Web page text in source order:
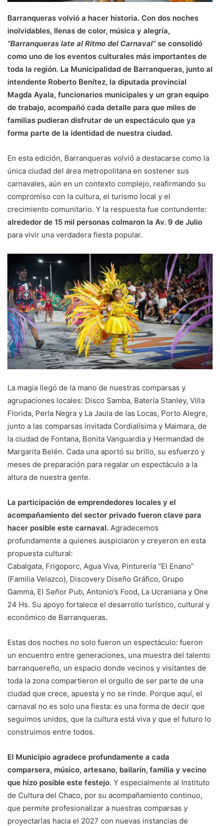
Barranqueras volvió a hacer historia. Con dos noches
inolvidables, llenas de color, música y alegría,
“Barranqueras late al Ritmo del Carnaval”se consolidó
como uno de los eventos culturales más importantes de
toda la región. La Municipalidad de Barranqueras, junto al
intendente Roberto Benítez, la diputada provincial
Magda Ayala, funcionarios municipales y un gran equipo
de trabajo, acompañó cada detalle para que miles de
familias pudieran disfrutar de un espectáculo que ya
forma parte de la identidad de nuestra ciudad.
En esta edición, Barranqueras volvió a destacarse como la
única ciudad del área metropolitana en sostener sus
carnavales, aún en un contexto complejo, reafirmando su
compromiso con la cultura, el turismo local y el
crecimiento comunitario. Y la respuesta fue contundente:
alrededor de 15 mil personas colmaron la Av. 9 de Julio
para vivir una verdadera fiesta popular.
La magia llegó de la mano de nuestras comparsas y
agrupaciones locales: Disco Samba, Batería Stanley, Villa
Florida, Perla Negra y La Jaula de las Locas, Porto Alegre,
junto a las comparsas invitada Cordialísima y Maimara, de
la ciudad de Fontana, Bonita Vanguardia y Hermandad de
Margarita Belén. Cada una aportó su brillo, su esfuerzo y
meses de preparación para regalar un espectáculo a la
altura de nuestra gente.
La participación de emprendedores locales y el
acompañamiento del sector privado fueron clave para
hacer posible este carnaval. Agradecemos
profundamente a quienes auspiciaron y creyeron en esta
propuesta cultural:
Cabalgata, Frigoporc, Agua Viva, Pinturería “El Enano”
(Familia Velazco), Discovery Diseño Gráfico, Grupo
Gamma, El Señor Pub, Antonio’s Food, La Ucraniana y One
24 Hs. Su apoyo fortalece el desarrollo turístico, cultural y
económico de Barranqueras.
Estas dos noches no solo fueron un espectáculo: fueron
un encuentro entre generaciones, una muestra del talento
barranquereño, un espacio donde vecinos y visitantes de
toda la zona compartieron el orgullo de ser parte de una
ciudad que crece, apuesta y no se rinde. Porque aquí, el
carnaval no es solo una fiesta: es una forma de decir que
seguimos unidos, que la cultura está viva y que el futuro lo
construimos entre todos.
El Municipio agradece profundamente a cada
comparsera, músico, artesano, bailarín, familia y vecino
que hizo posible este festejo. Y especialmente al Instituto
de Cultura del Chaco, por su acompañamiento continuo,
que permite profesionalizar a nuestras comparsas y
proyectarlas hacia el 2027 con nuevas instancias de